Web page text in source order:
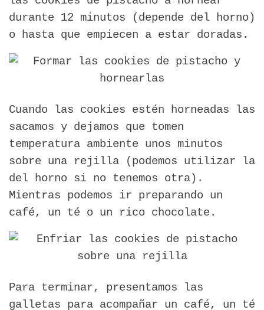
durante 12 minutos (depende del horno)
o hasta que empiecen a estar doradas.
Cuando las cookies estén horneadas las
sacamos y dejamos que tomen
temperatura ambiente unos minutos
sobre una rejilla (podemos utilizar la
del horno si no tenemos otra).
Mientras podemos ir preparando un
café, un té o un rico chocolate.
Para terminar, presentamos las
galletas para acompañar un café, un té